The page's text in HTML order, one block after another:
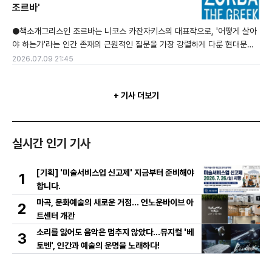
계중은 오랜 시간 집필에 매진하며 총 10권에 이르는 방대한 서사를 완성했
다. ‘남강’은 구한말부터 현대에 이르기까지의 격동기를 시대적 사건과 개인
의 삶을
조르바'
●책소개그리스인 조르바는 니코스 카잔자키스의 대표작으로, '어떻게 살아
야 하는가'라는 인간 존재의 근원적인 질문을 가장 강렬하게 다룬 현대문학
의 고전입니다. 1946년에 발표되었으며, 1964년 영화로도 제작되어 전 세
인 알렉시스 조르바를 만나 함께 생활하게 됩니다.두 사람은 극명하게 대비
2026.07.09 21:45
+ 기사 더보기
실시간 인기 기사
1
[기획] '미술서비스업 신고제' 지금부터 준비해야
합니다.
2
마곡, 문화예술의 새로운 거점… 언노운바이브 아
트센터 개관
3
소리를 잃어도 음악은 멈추지 않았다…뮤지컬 '베
토벤', 인간과 예술의 운명을 노래하다!